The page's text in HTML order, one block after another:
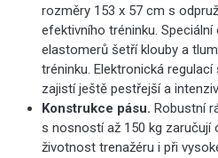
rozměry 153 x 57 cm s
efektivního tréninku.
elastomerů šetří klouby a
tréninku. Elektronická
zajistí ještě pestřejší a
Konstrukce pásu. Robustní
s nosností až 150 kg zaručují
životnost trenažéru i při